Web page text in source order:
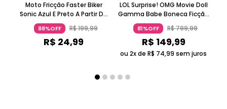
Moto Fricção Faster Biker
Sonic Azul E Preto A Partir De
Três Anos Candide
88%OFF R$199,99
R$ 24,99
LOL Surprise! OMG Movie Doll
Gamma Babe Boneca Ficção
Científica Roxo Metálico 5-7
Anos Candide
81%OFF R$799,99
R$ 149,99
ou 2x de R$ 74,99 sem juros